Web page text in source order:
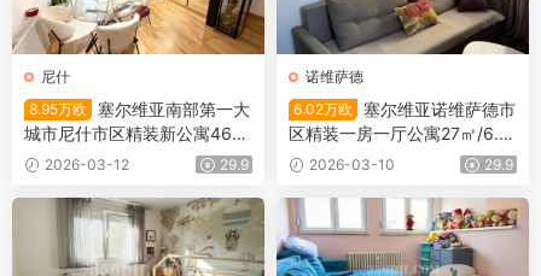
尼什
8.95万欧
塞尔维亚南部第一大
城市尼什市区精装新公寓46
㎡/8.95万欧
2026-03-12 29.9
诺维萨德
6.02万欧
塞尔维亚诺维萨德市
区精装一房一厅公寓27㎡/6.0
2万欧2026-03-10 29.9